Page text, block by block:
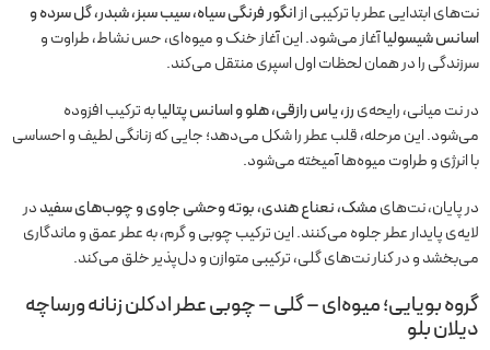
نت‌های ابتدایی عطر با ترکیبی ازانگور فرنگی سیاه، سیب سبز، شبدر، گل سرده و
اسانس شیسولیاآغاز می‌شود. این آغاز خنک و میوه‌ای، حس نشاط، طراوت و
سرزندگی را در همان لحظات اول اسپری منتقل می‌کند.
در نت میانی، رایحه‌یرز، یاس رازقی، هلو و اسانس پتالیابه ترکیب افزوده
می‌شود. این مرحله، قلب عطر را شکل می‌دهد؛ جایی که زنانگی لطیف و احساسی
با انرژی و طراوت میوه‌ها آمیخته می‌شود.
در پایان، نت‌هایمشک، نعناع هندی، بوته وحشی جاوی و چوب‌های سفیددر
لایه‌ی پایدار عطر جلوه می‌کنند. این ترکیب چوبی و گرم، به عطر عمق و ماندگاری
می‌بخشد و در کنار نت‌های گلی، ترکیبی متوازن و دل‌پذیر خلق می‌کند.
گروه بویایی؛ میوه‌ای – گلی – چوبی عطر ادکلن زنانه ورساچه
دیلان بلو